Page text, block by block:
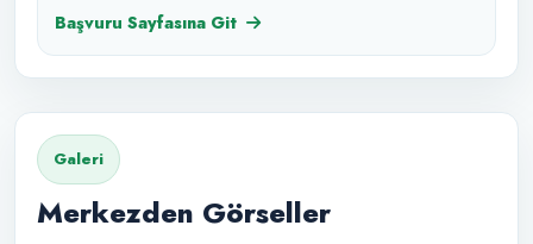
Başvuru Sayfasına Git
Galeri
Merkezden Görseller